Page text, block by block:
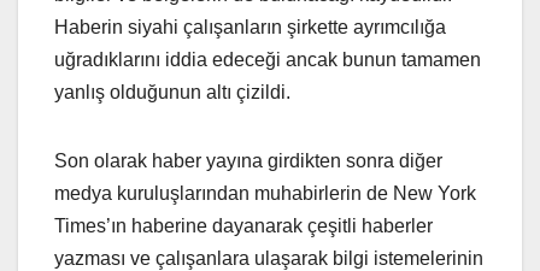
Haberin siyahi çalışanların şirkette ayrımcılığa
uğradıklarını iddia edeceği ancak bunun tamamen
yanlış olduğunun altı çizildi.
Son olarak haber yayına girdikten sonra diğer
medya kuruluşlarından muhabirlerin de New York
Times’ın haberine dayanarak çeşitli haberler
yazması ve çalışanlara ulaşarak bilgi istemelerinin